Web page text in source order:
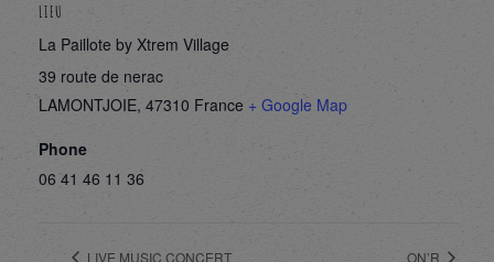
LIEU
La Paillote by Xtrem Village
39 route de nerac
LAMONTJOIE, 47310 France + Google Map
Phone
06 41 46 11 36
LIVE MUSIC CONCERT ON’R